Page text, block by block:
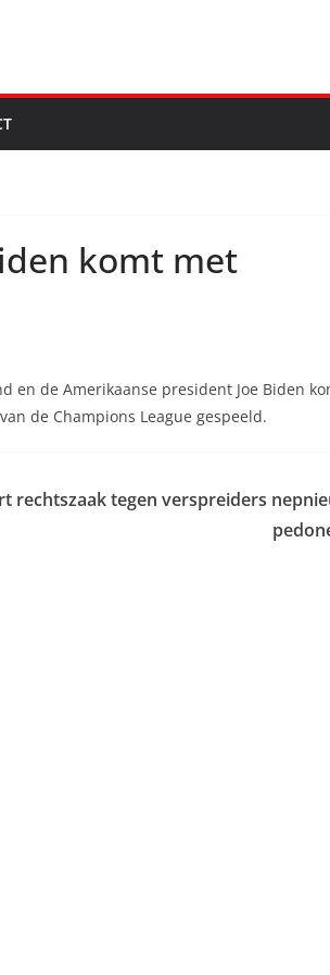
komt met
en de Amerikaanse president Joe Biden
de Champions League gespeeld.
rechtszaak tegen verspreiders